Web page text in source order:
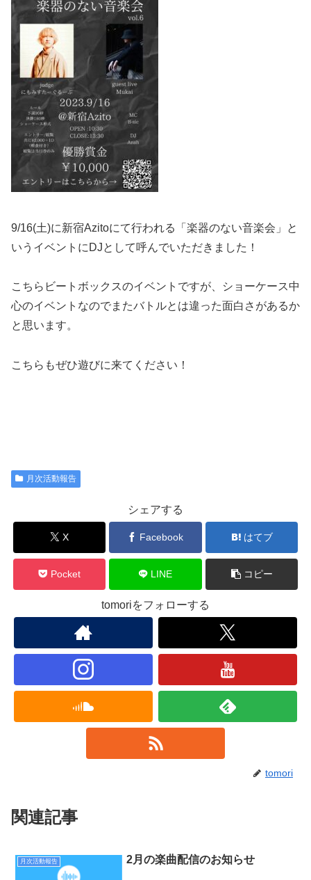
9/16(土)に新宿Azitoにて行われる「楽器のない音楽会」と
いうイベントにDJとして呼んでいただきました！
こちらビートボックスのイベントですが、ショーケース中
心のイベントなのでまたバトルとは違った面白さがあるか
と思います。
こちらもぜひ遊びに来てください！
月次活動報告
シェアする
X Facebook はてブ
Pocket LINE コピー
tomoriをフォローする
tomori
関連記事
月次活動報告 2月の楽曲配信のお知らせ